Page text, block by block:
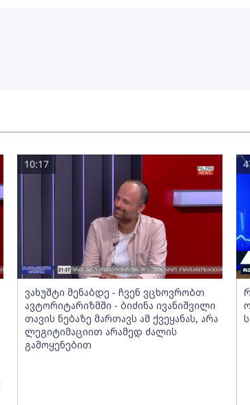
ვახუშტი მენაბდე - ჩვენ ვცხოვრობთ
ავტორიტარიზმში - ბიძინა ივანიშვილი
თავის ნებაზე მართავს ამ ქვეყანას, არა
ლეგიტიმაციით არამედ ძალის
გამოყენებით
10:17